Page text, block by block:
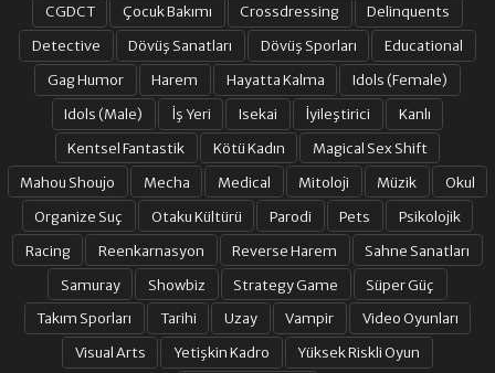
CGDCT
Çocuk Bakımı Crossdressing
Delinquents
Detective
Dövüş Sanatları Dövüş Sporları
Educational
Gag Humor
Harem Hayatta Kalma
Idols (Female)
Idols (Male)
İş Yeri Isekai İyileştirici
Kanlı
Kentsel Fantastik
Kötü Kadın
Magical Sex Shift
Mahou Shoujo
Mecha Medical Mitoloji Müzik
Okul
Organize Suç
Otaku Kültürü Parodi Pets
Psikolojik
Racing
Reenkarnasyon Reverse Harem
Sahne Sanatları
Samuray
Showbiz Strategy Game
Süper Güç
Takım Sporları
Tarihi Uzay Vampir
Video Oyunları
Visual Arts
Yetişkin Kadro
Yüksek Riskli Oyun